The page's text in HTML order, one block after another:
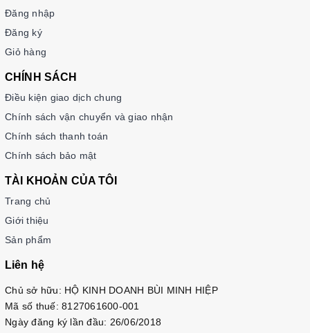
Đăng nhập
Đăng ký
Giỏ hàng
CHÍNH SÁCH
Điều kiện giao dịch chung
Chính sách vận chuyển và giao nhận
Chính sách thanh toán
Chính sách bảo mật
TÀI KHOẢN CỦA TÔI
Trang chủ
Giới thiệu
Sản phẩm
Liên hệ
Chủ sở hữu: HỘ KINH DOANH BÙI MINH HIỆP
Mã số thuế: 8127061600-001
Ngày đăng ký lần đầu: 26/06/2018